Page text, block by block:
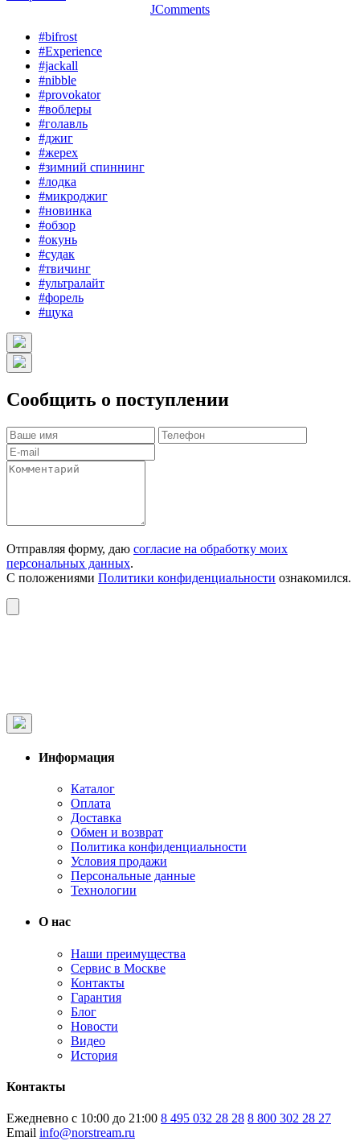
JComments
#bifrost
#Experience
#jackall
#nibble
#provokator
#воблеры
#голавль
#джиг
#жерех
#зимний спиннинг
#лодка
#микроджиг
#новинка
#обзор
#окунь
#судак
#твичинг
#ультралайт
#форель
#щука
Сообщить о поступлении
Отправляя форму, даю согласие на обработку моих
персональных данных.
С положениями Политики конфиденциальности ознакомился.
Информация
Каталог
Оплата
Доставка
Обмен и возврат
Политика конфиденциальности
Условия продажи
Персональные данные
Технологии
О нас
Наши преимущества
Сервис в Москве
Контакты
Гарантия
Блог
Новости
Видео
История
Контакты
Ежедневно с 10:00 до 21:00 8 495 032 28 28 8 800 302 28 27
Email info@norstream.ru